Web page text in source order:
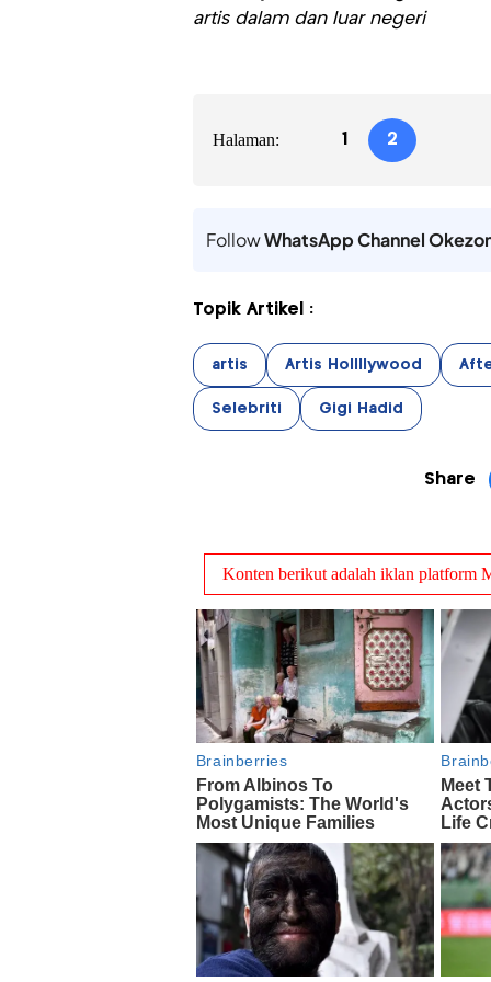
artis dalam dan luar negeri
Halaman: 1 2
FollowWhatsApp Channel
Topik Artikel :
artis Artis Hollllywood
Selebriti Gigi Hadid
Share